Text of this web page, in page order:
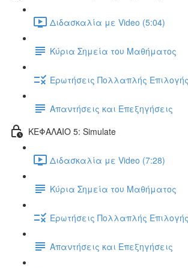
Διδασκαλία με Video (5:04)
Κύρια Σημεία του Μαθήματος
Ερωτήσεις Πολλαπλής Επιλογής
Απαντήσεις και Επεξηγήσεις
ΚΕΦΑΛΑΙΟ 5: Simulate
Διδασκαλία με Video (7:28)
Κύρια Σημεία του Μαθήματος
Ερωτήσεις Πολλαπλής Επιλογής
Απαντήσεις και Επεξηγήσεις